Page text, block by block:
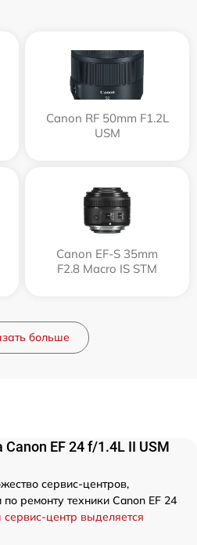
Canon RF 50mm F1.2L
USM
Canon EF-S 35mm
F2.8 Macro IS STM
больше
EF 24 f/1.4L II USM
сервис-центров,
ремонту техники Canon EF 24
центр выделяется